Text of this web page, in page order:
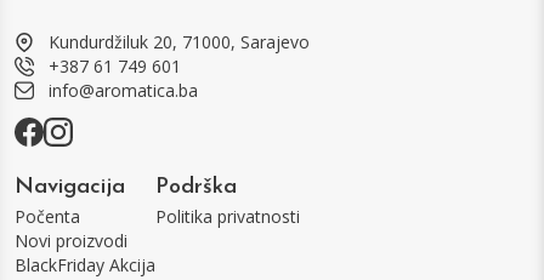
Kundurdžiluk 20, 71000, Sarajevo
+387 61 749 601
info@aromatica.ba
Navigacija
Počenta
Novi proizvodi
BlackFriday Akcija
Podrška
Politika privatnosti